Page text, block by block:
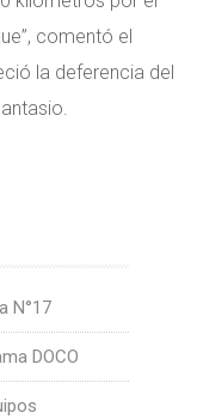
comentó el
la deferencia del
N°17
DOCO